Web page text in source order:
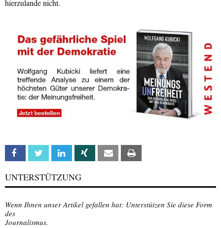
hierzulande nicht.
Facebook Twitter Linkedin Xing Email
UNTERSTÜTZUNG
Wenn Ihnen unser Artikel gefallen hat: Unterstützen Sie diese Form
des
Journalismus.